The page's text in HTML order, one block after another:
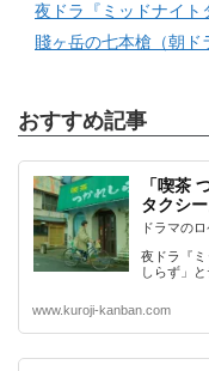
夜ドラ『ミッドナイト
賤ヶ岳の七本槍（朝ド
おすすめ記事
「喫茶
タクシー
ドラマの
夜ドラ『
しらず」
www.kuroji-kanban.com